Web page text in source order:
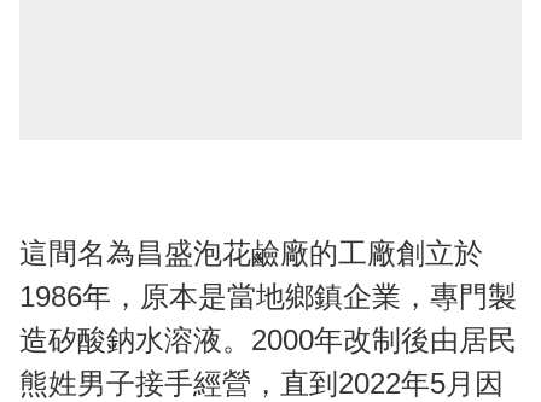
這間名為昌盛泡花鹼廠的工廠創立於
1986年，原本是當地鄉鎮企業，專門製
造矽酸鈉水溶液。2000年改制後由居民
熊姓男子接手經營，直到2022年5月因